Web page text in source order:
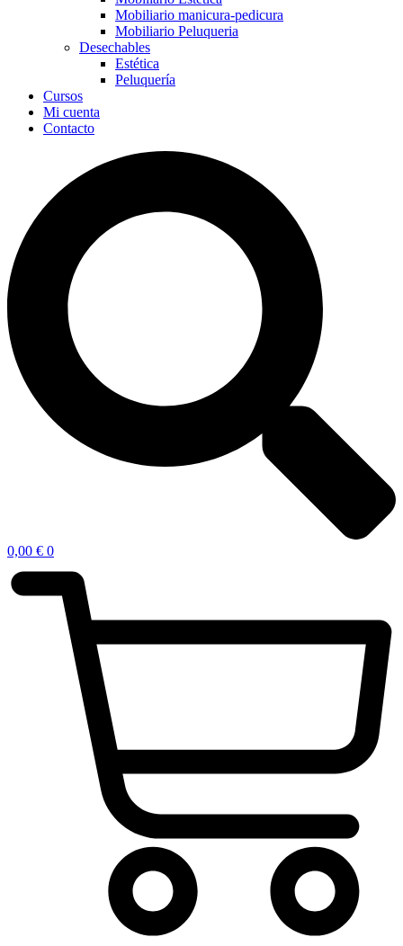
Mobiliario manicura-pedicura
Mobiliario Peluqueria
Desechables
Estética
Peluquería
Cursos
Mi cuenta
Contacto
0,00 € 0